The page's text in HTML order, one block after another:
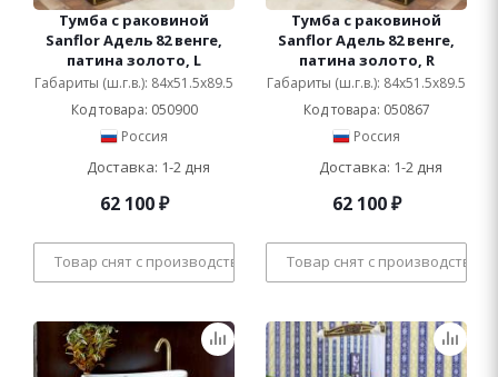
Тумба с раковиной
Sanflor Адель 82 венге,
патина золото, L
Габариты (ш.г.в.): 84x51.5x89.5
Код товара: 050900
Россия
Доставка: 1-2 дня
62 100₽
Товар снят с производства
Тумба с раковиной
Sanflor Адель 82 венге,
патина золото, R
Габариты (ш.г.в.): 84x51.5x89.5
Код товара: 050867
Россия
Доставка: 1-2 дня
62 100₽
Товар снят с производства